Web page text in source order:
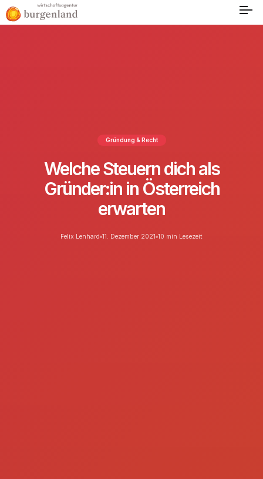
Gründung & Recht
Welche Steuern dich als
Gründer:in in Österreich
erwarten
Felix Lenhard 11. Dezember 2021 10 min Lesezeit